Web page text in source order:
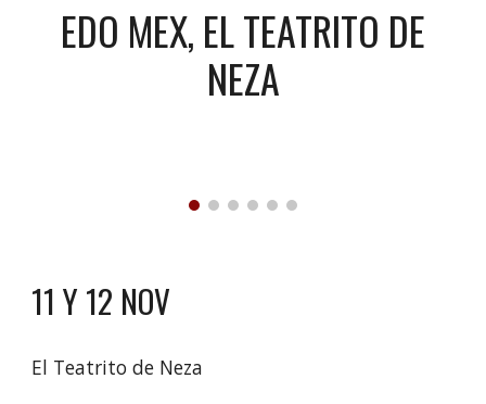
EDO MEX, EL TEATRITO DE
NEZA
11 Y 12 NOV
El Teatrito de Neza